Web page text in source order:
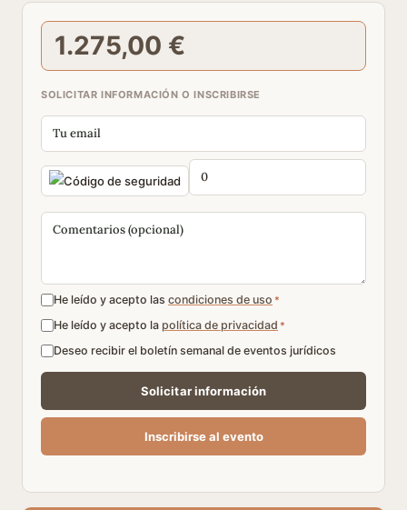
1.275,00 €
SOLICITAR INFORMACIÓN O INSCRIBIRSE
He leído y acepto las condiciones de uso *
He leído y acepto la política de privacidad *
Deseo recibir el boletín semanal de eventos jurídicos